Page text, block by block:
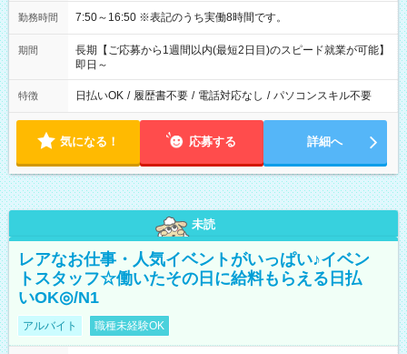
勤務時間 7:50～16:50 ※表記のうち実働8時間です。
期間
長期【ご応募から1週間以内(最短2日目)のスピード就業が可能】
即日～
特徴 日払いOK / 履歴書不要 / 電話対応なし / パソコンスキル不要
気になる！ 応募する 詳細へ
未読
レアなお仕事・人気イベントがいっぱい♪イベン
トスタッフ☆働いたその日に給料もらえる日払
いOK◎/N1
アルバイト 職種未経験OK